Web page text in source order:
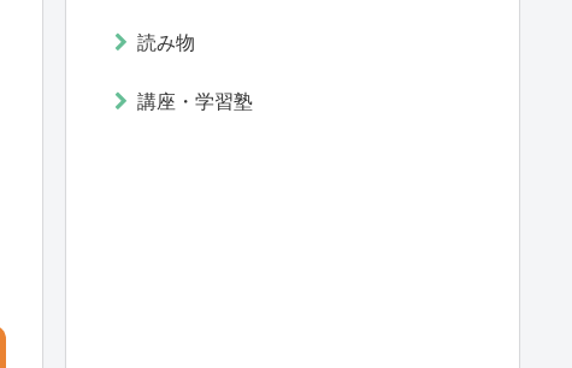
読み物
講座・学習塾